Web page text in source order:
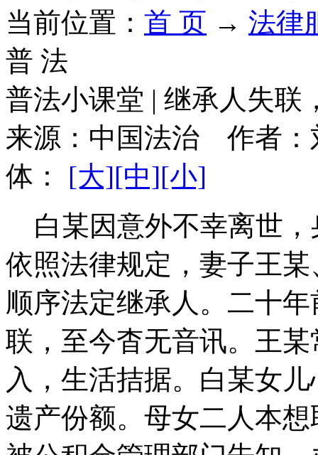
当前位置： 首 页 → 法律
普 法
普法小课堂 | 继承人失联
来源： 中国法治 作者：
体： [大][中][小]
白某因意外不幸离世，
依照法律规定，妻子王
顺序法定继承人。二十
联，至今杳无音讯。王
入，生活拮据。白某女
遗产份额。母女二人本